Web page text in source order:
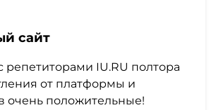
сайт
репетиторами IU.RU полтора
от платформы и
очень положительные!